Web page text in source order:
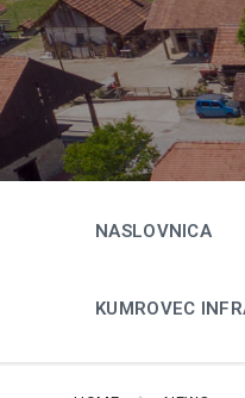
Skip
to
content
Skip
to
main
navigation
Skip
to
footer
NASLOVNICA
KUMROVEC